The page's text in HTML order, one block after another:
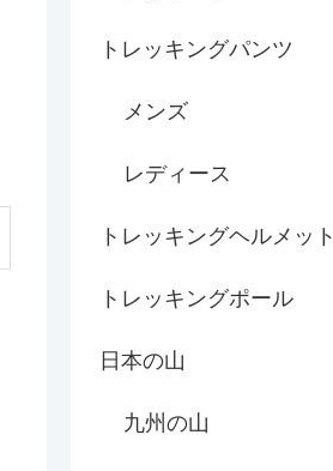
トレッキングパンツ
メンズ
レディース
トレッキングヘルメット
トレッキングポール
日本の山
九州の山